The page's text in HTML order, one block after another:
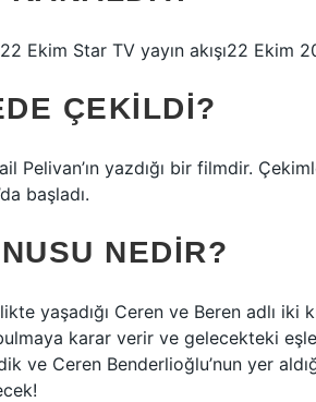
Ekim Star TV yayın akışı22 Ekim
ÇEKILDI?
Pelivan’ın yazdığı bir filmdir.
başladı.
NEDIR?
yaşadığı Ceren ve Beren adlı iki
karar verir ve gelecekteki
ve Ceren Benderlioğlu’nun yer